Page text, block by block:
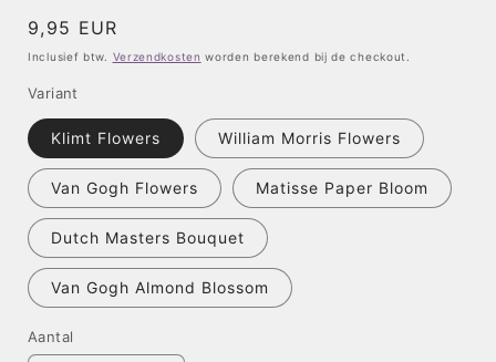
Normale
prijs
9,95 EUR
Inclusief btw. Verzendkosten worden berekend bij de checkout.
Variant
Klimt Flowers William Morris Flowers
Van Gogh Flowers Matisse Paper Bloom
Dutch Masters Bouquet
Van Gogh Almond Blossom
Aantal